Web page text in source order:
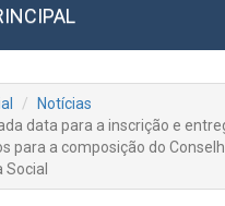
Notícias
data para a inscrição e
para a composição do